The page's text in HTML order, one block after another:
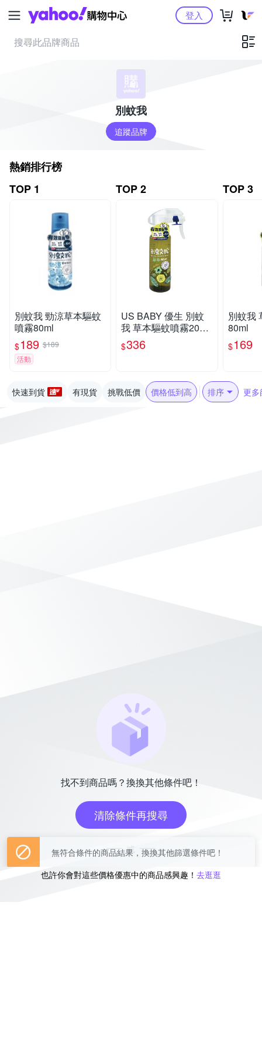
Yahoo購物中心登入
別蚊我
追蹤品牌
熱銷排行榜
TOP 1
別蚊我 勁涼草本驅蚊
噴霧80ml
$189 $189
活動
TOP 2
US BABY 優生 別蚊
我 草本驅蚊噴霧200m
l【佳兒園婦幼館】
$336
TOP 3
別蚊我
80ml
$169
快速到貨 有現貨 挑戰低價 價格低到高 排序 更多
找不到商品嗎？換換其他條件吧！
清除條件再搜尋
或
也許你會對這些價格優惠中的商品感興趣！ 去逛逛